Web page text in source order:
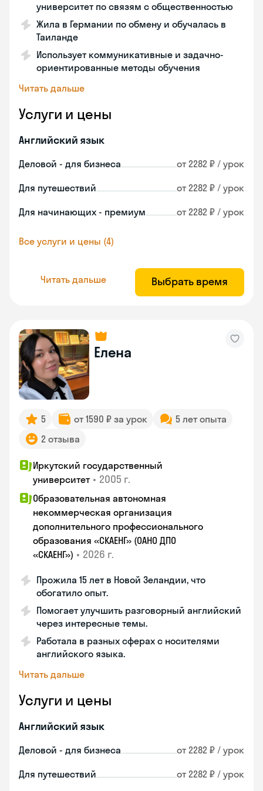
университет по связям с общественностью
Жила в Германии по обмену и обучалась в
Таиланде
Использует коммуникативные и задачно-
ориентированные методы обучения
Читать дальше
Услуги и цены
Английский язык
Деловой - для бизнеса от 2282 ₽ / урок
Для путешествий от 2282 ₽ / урок
Для начинающих - премиум от 2282 ₽ / урок
Все услуги и цены (4)
Читать дальше Выбрать время
Елена
5 от 1590 ₽ за урок
5 лет опыта
2 отзыва
Иркутский государственный
университет • 2005 г.
Образовательная автономная
некоммерческая организация
дополнительного профессионального
образования «СКАЕНГ» (ОАНО ДПО
«СКАЕНГ») • 2026 г.
Прожила 15 лет в Новой Зеландии, что
обогатило опыт.
Помогает улучшить разговорный английский
через интересные темы.
Работала в разных сферах с носителями
английского языка.
Читать дальше
Услуги и цены
Английский язык
Деловой - для бизнеса от 2282 ₽ / урок
Для путешествий от 2282 ₽ / урок